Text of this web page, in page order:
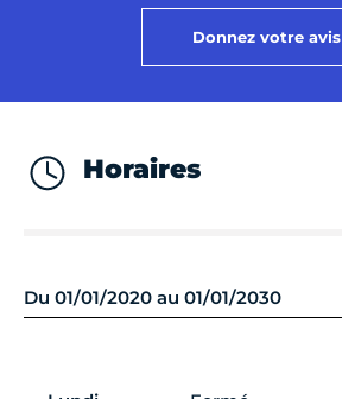
Donnez votre avis
Horaires
Du 01/01/2020 au 01/01/2030